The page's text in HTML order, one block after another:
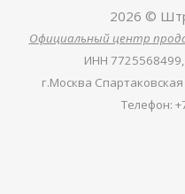
2026 ©
Официальный центр
ИНН 7725568499,
г.Москва
Телефон: